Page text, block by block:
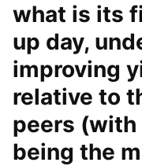
what is its
up day,
improving
relative to
peers (with
being the